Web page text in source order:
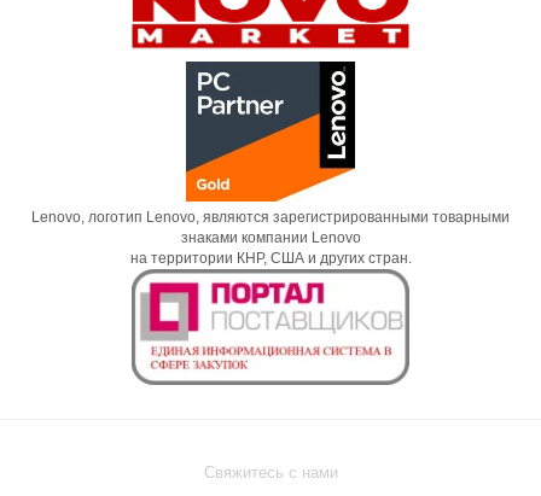
Lenovo, логотип Lenovo, являются зарегистрированными товарными
знаками компании Lenovo
на территории КНР, США и других стран.
Свяжитесь с нами